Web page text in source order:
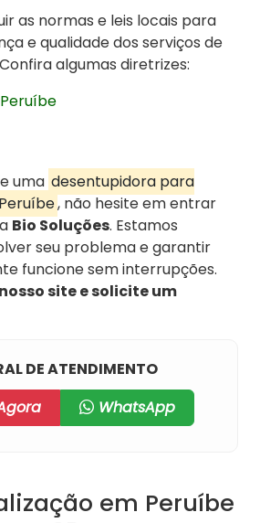
as normas e leis locais para
e qualidade dos serviços de
algumas diretrizes:
uma desentupidora para
, não hesite em entrar
Bio Soluções. Estamos
seu problema e garantir
funcione sem interrupções.
site e solicite um
DE ATENDIMENTO
WhatsApp
em Peruíbe